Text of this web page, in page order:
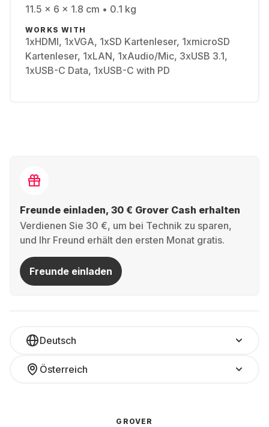
11.5 x 6 x 1.8 cm • 0.1 kg
WORKS WITH
1xHDMI, 1xVGA, 1xSD Kartenleser, 1xmicroSD
Kartenleser, 1xLAN, 1xAudio/Mic, 3xUSB 3.1,
1xUSB-C Data, 1xUSB-C with PD
Freunde einladen, 30 € Grover Cash erhalten
Verdienen Sie 30 €, um bei Technik zu sparen,
und Ihr Freund erhält den ersten Monat gratis.
Freunde einladen
Deutsch
Österreich
GROVER